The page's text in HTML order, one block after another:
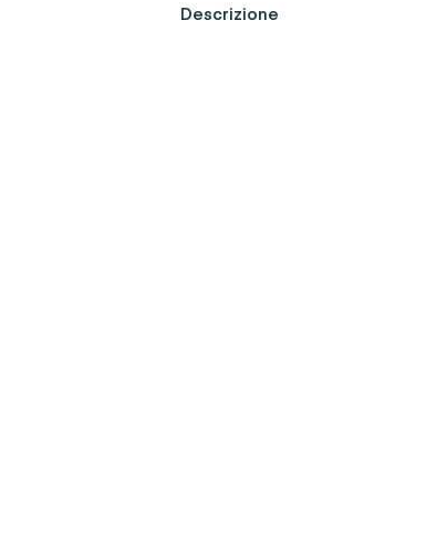
Descrizione